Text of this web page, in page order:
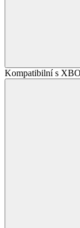
Kompatibilní s